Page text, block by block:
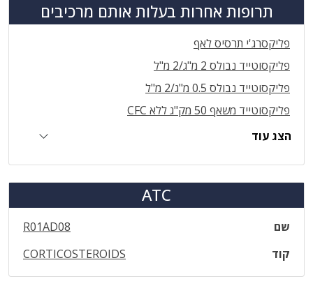
תרופות אחרות בעלות אותם מרכיבים
פליקסרג'י תרסיס לאף
פליקסוטייד נבולס 2 מ"ג/2 מ"ל
פליקסוטייד נבולס 0.5 מ"ג/2 מ"ל
פליקסוטייד משאף 50 מק"ג ללא CFC
הצג עוד
ATC
שם
R01AD08
קוד
CORTICOSTEROIDS